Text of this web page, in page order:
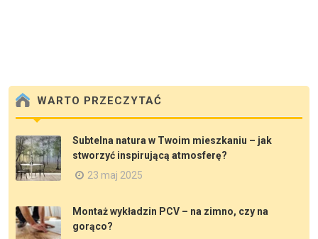
WARTO PRZECZYTAĆ
Subtelna natura w Twoim mieszkaniu – jak
stworzyć inspirującą atmosferę?
23 maj 2025
Montaż wykładzin PCV – na zimno, czy na
gorąco?